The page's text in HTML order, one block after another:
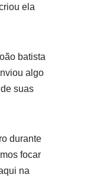
ela
batista
algo
suas
durante
focar
na